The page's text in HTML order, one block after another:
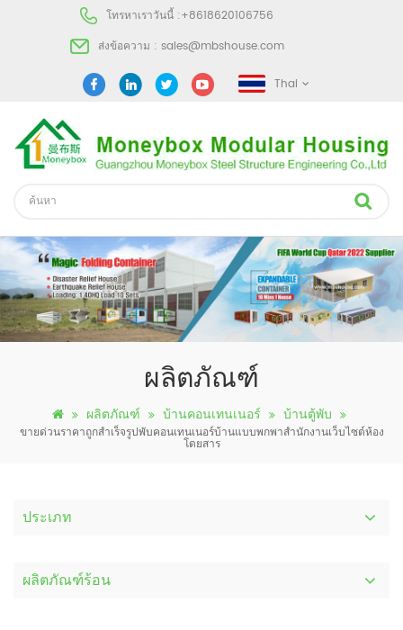
โทรหาเราวันนี้ :+8618620106756
ส่งข้อความ : sales@mbshouse.com
Thai
ผลิตภัณฑ์
ผลิตภัณฑ์ บ้านคอนเทนเนอร์ บ้านตู้พับ
ขายด่วนราคาถูกสำเร็จรูปพับคอนเทนเนอร์บ้านแบบพกพาสำนักงานเว็บไซต์ห้อง
โดยสาร
ประเภท
ผลิตภัณฑ์ร้อน